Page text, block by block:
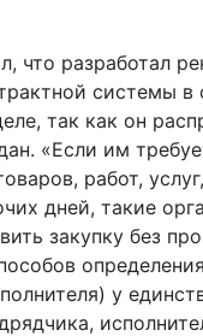
что разработал
системы в
так как он
«Если им
работ,
дней, такие
закупку без
у